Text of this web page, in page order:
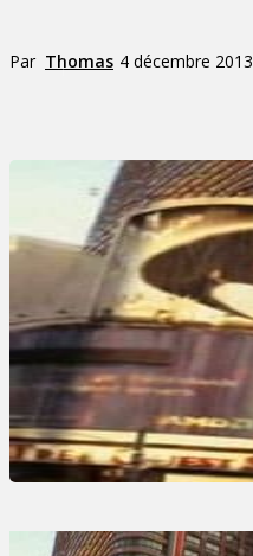
Par Thomas 4 décembre 2013